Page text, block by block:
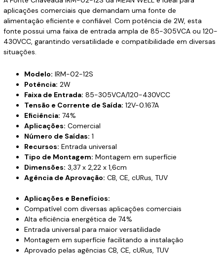
aplicações comerciais que demandam uma fonte de
alimentação eficiente e confiável. Com potência de 2W, esta
fonte possui uma faixa de entrada ampla de 85-305VCA ou 120-
430VCC, garantindo versatilidade e compatibilidade em diversas
situações.
Modelo: IRM-02-12S
Potência: 2W
Faixa de Entrada: 85-305VCA/120-430VCC
Tensão e Corrente de Saída: 12V-0.167A
Eficiência: 74%
Aplicações: Comercial
Número de Saídas: 1
Recursos: Entrada universal
Tipo de Montagem: Montagem em superfície
Dimensões: 3,37 x 2,22 x 1,6cm
Agência de Aprovação: CB, CE, cURus, TUV
Aplicações e Benefícios:
Compatível com diversas aplicações comerciais
Alta eficiência energética de 74%
Entrada universal para maior versatilidade
Montagem em superfície facilitando a instalação
Aprovado pelas agências CB, CE, cURus, TUV